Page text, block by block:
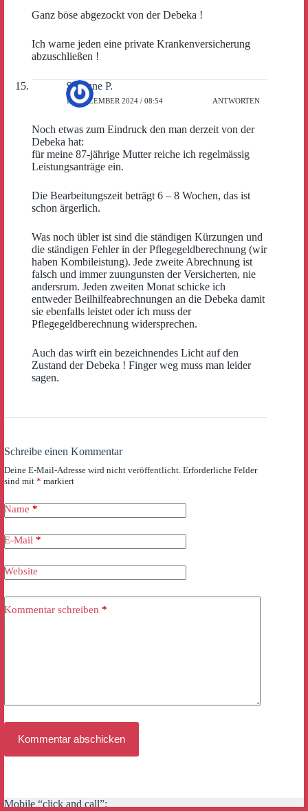
Ganz böse abgezockt von der Debeka !
Ich warne jeden eine private Krankenversicherung
abzuschließen !
Susanne P.
17. DEZEMBER 2024 / 08:54 ANTWORTEN
Noch etwas zum Eindruck den man derzeit von der
Debeka hat:
für meine 87-jährige Mutter reiche ich regelmässig
Leistungsanträge ein.
Die Bearbeitungszeit beträgt 6 – 8 Wochen, das ist
schon ärgerlich.
Was noch übler ist sind die ständigen Kürzungen und
die ständigen Fehler in der Pflegegeldberechnung (wir
haben Kombileistung). Jede zweite Abrechnung ist
falsch und immer zuungunsten der Versicherten, nie
andersrum. Jeden zweiten Monat schicke ich
entweder Beilhilfeabrechnungen an die Debeka damit
sie ebenfalls leistet oder ich muss der
Pflegegeldberechnung widersprechen.
Auch das wirft ein bezeichnendes Licht auf den
Zustand der Debeka ! Finger weg muss man leider
sagen.
Schreibe einen Kommentar
Deine E-Mail-Adresse wird nicht veröffentlicht. Erforderliche Felder
sind mit * markiert
Name *
E-Mail *
Website
Kommentar schreiben *
Kommentar abschicken
Mobile “click and call”: